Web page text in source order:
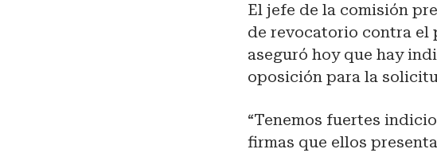
El jefe de la comisión
de revocatorio contra el
aseguró hoy que hay
oposición para la
“Tenemos fuertes
firmas que ellos